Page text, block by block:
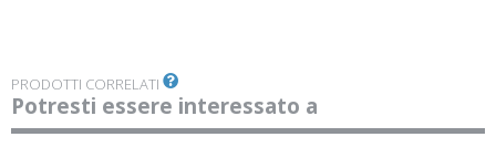
PRODOTTI CORRELATI
Potresti essere interessato a